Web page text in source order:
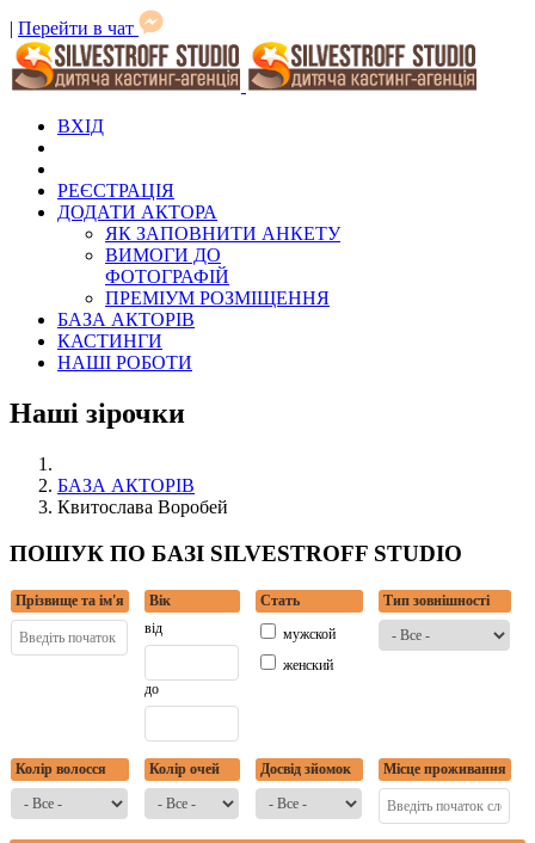
| Перейти в чат
ВХІД
РЕЄСТРАЦІЯ
ДОДАТИ АКТОРА
ЯК ЗАПОВНИТИ АНКЕТУ
ВИМОГИ ДО
ФОТОГРАФІЙ
ПРЕМІУМ РОЗМІЩЕННЯ
БАЗА АКТОРІВ
КАСТИНГИ
НАШІ РОБОТИ
Наші зірочки
БАЗА АКТОРІВ
Квитослава Воробей
ПОШУК ПО БАЗІ SILVESTROFF STUDIO
Прізвище та ім'я
Вік
від
до
Стать
мужской
женский
Тип зовнішності
Колір волосся Колір очей Досвід зйомок Місце проживання